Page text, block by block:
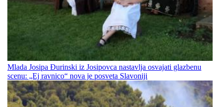
Mlada Josipa Đurinski iz Josipovca nastavlja osvajati glazbenu
scenu: „Ej ravnico“ nova je posveta Slavoniji